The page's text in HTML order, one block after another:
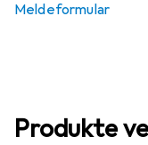
Meldeformular
Produkte